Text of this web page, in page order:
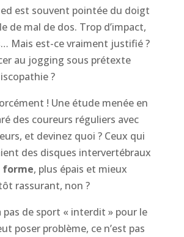
est souvent pointée du doigt
de mal de dos. Trop d’impact,
Mais est-ce vraiment justifié ?
au jogging sous prétexte
?
! Une étude menée en
des coureurs réguliers avec
et devinez quoi ? Ceux qui
des disques intervertébraux
forme, plus épais et mieux
rassurant, non ?
pas de sport « interdit » pour le
poser problème, ce n’est pas